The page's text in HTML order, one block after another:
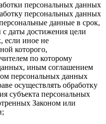
персональных данных
персональных данных
данные в срок,
даты достижения цели
если иное не
которого,
по которому
иным соглашением
персональных данных
осуществлять обработку
субъекта персональных
Законом или